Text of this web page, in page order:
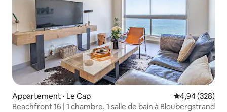
Appartement ⋅ Le Cap Évaluation
4,94 (328)
Beachfront 16 | 1 chambre, 1 salle de bain à Bloubergstrand